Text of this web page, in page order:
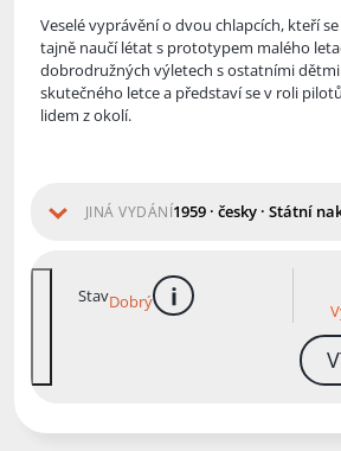
Veselé vyprávění o dvou chlapcích, kteří
tajně naučí létat s prototypem malého
dobrodružných výletech s ostatními
skutečného letcea představí se v roli
lidem z okolí.
JINÁ VYDÁNÍ1959 · česky · Státní
StavDobrý více informací